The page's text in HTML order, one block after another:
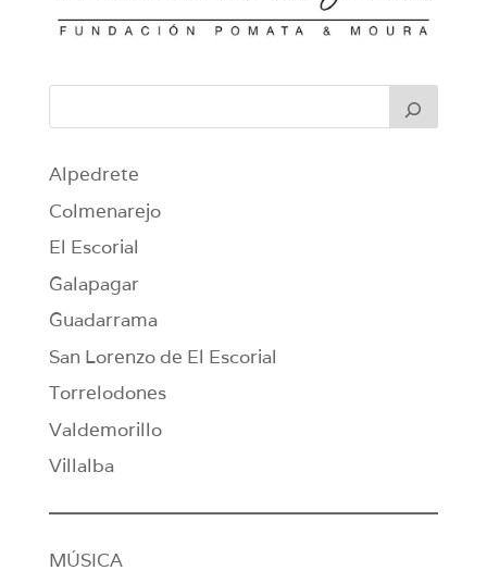
Alpedrete
Colmenarejo
El Escorial
Galapagar
Guadarrama
San Lorenzo de El Escorial
Torrelodones
Valdemorillo
Villalba
MÚSICA